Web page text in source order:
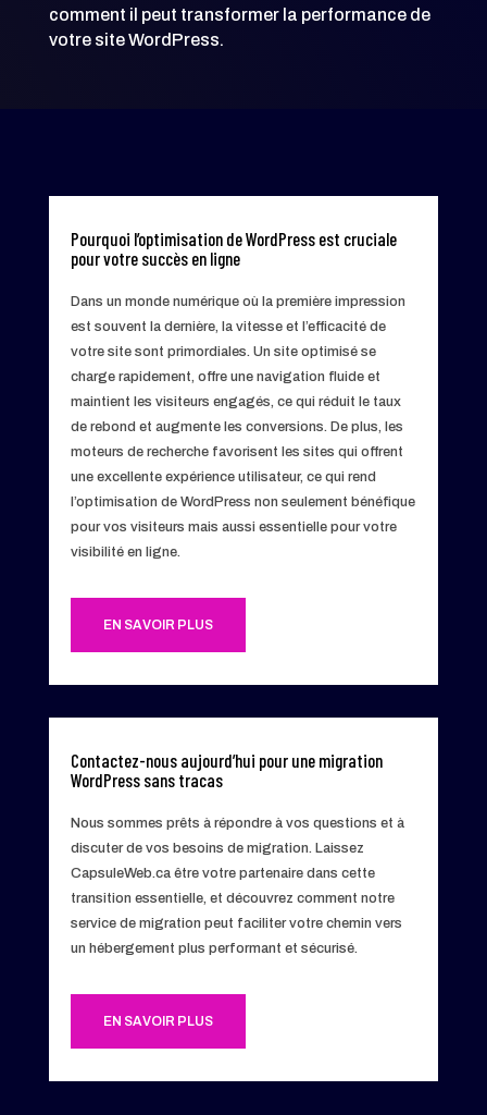
comment il peut transformer la performance de
votre site WordPress.
Pourquoi l’optimisation de WordPress est cruciale
pour votre succès en ligne
Dans un monde numérique où la première impression
est souvent la dernière, la vitesse et l’efficacité de
votre site sont primordiales. Un site optimisé se
charge rapidement, offre une navigation fluide et
maintient les visiteurs engagés, ce qui réduit le taux
de rebond et augmente les conversions. De plus, les
moteurs de recherche favorisent les sites qui offrent
une excellente expérience utilisateur, ce qui rend
l’optimisation de WordPress non seulement bénéfique
pour vos visiteurs mais aussi essentielle pour votre
visibilité en ligne.
EN SAVOIR PLUS
Contactez-nous aujourd’hui pour une migration
WordPress sans tracas
Nous sommes prêts à répondre à vos questions et à
discuter de vos besoins de migration. Laissez
CapsuleWeb.ca être votre partenaire dans cette
transition essentielle, et découvrez comment notre
service de migration peut faciliter votre chemin vers
un hébergement plus performant et sécurisé.
EN SAVOIR PLUS